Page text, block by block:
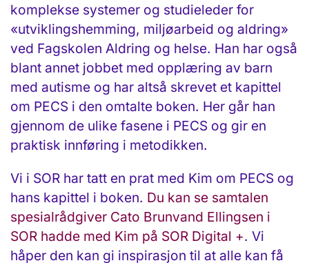
komplekse systemer og studieleder for
«utviklingshemming, miljøarbeid og aldring»
ved Fagskolen Aldring og helse. Han har også
blant annet jobbet med opplæring av barn
med autisme og har altså skrevet et kapittel
om PECS i den omtalte boken. Her går han
gjennom de ulike fasene i PECS og gir en
praktisk innføring i metodikken.
Vi i SOR har tatt en prat med Kim om PECS og
hans kapittel i boken. Du kan se samtalen
spesialrådgiver Cato Brunvand Ellingsen i
SOR hadde med Kim på SOR Digital +. Vi
håper den kan gi inspirasjon til at alle kan få